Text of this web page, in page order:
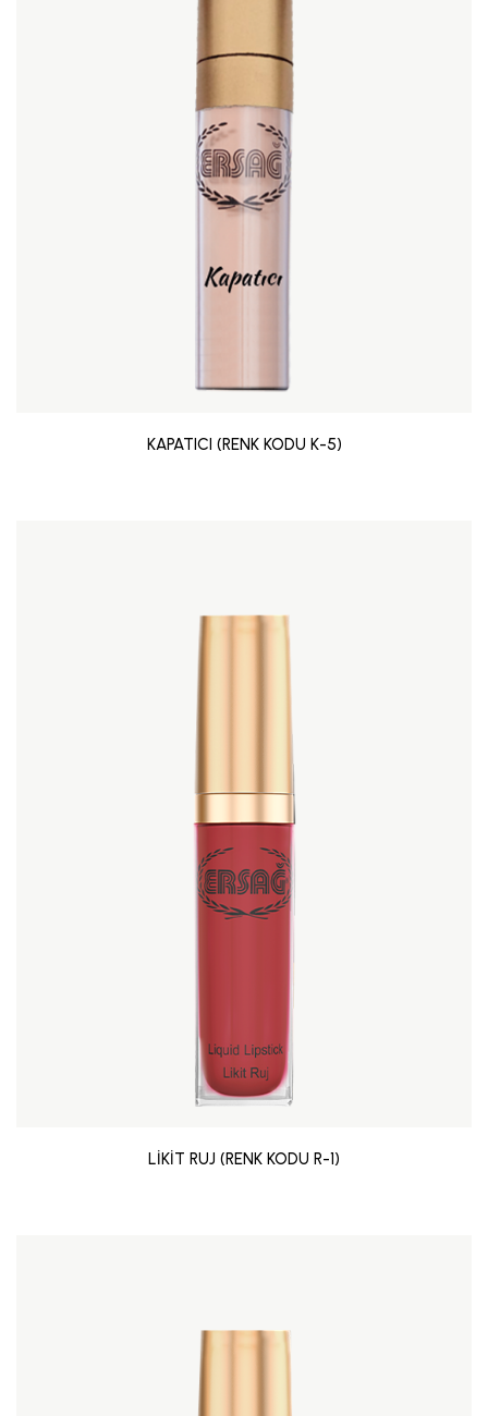
KAPATICI (RENK KODU K-5)
LİKİT RUJ (RENK KODU R-1)